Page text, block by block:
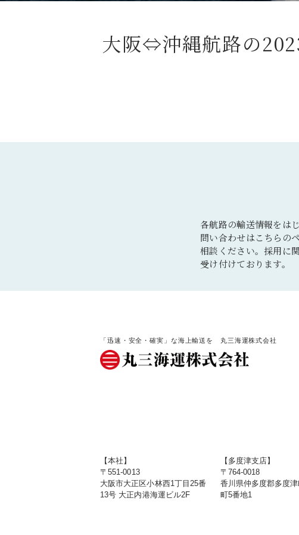
大阪⇔沖縄航路の
各航路の輸送情報をは
問い合わせはこちらの
相談ください。採用に
受け付けております。
「迅速・安全・確実」な海上輸送を 丸三海運株式会社
【本社】
〒551-0013
大阪市大正区小林西1丁目25番
13号 大正内港海運ビル2F
【多度津支店】
〒764-0018
香川県仲多度郡多度
町5番地1